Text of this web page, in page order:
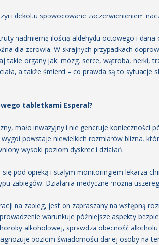
i dekoltu spowodowane zaczerwienieniem
nadmierną ilością aldehydu octowego i dana
dla zdrowia. W skrajnych przypadkach
takie organy jak: mózg, serce, wątroba, nerki,
a także śmierci – co prawda są to sytuacje
tabletkami Esperal?
mało inwazyjny i nie generuje konieczności
powstaje niewielkich rozmiarów blizna,
wysoki poziom dyskrecji działań.
pod opieką i stałym monitoringiem lekarza
zabiegów. Działania medyczne można
na zabieg, jest on zapraszany na wstępną
warunkuje późniejsze aspekty
alkoholowej, sprawdza obecność
poziom świadomości danej osoby na